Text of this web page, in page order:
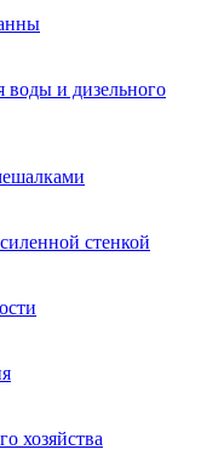
воды и дизельного
стенкой
хозяйства